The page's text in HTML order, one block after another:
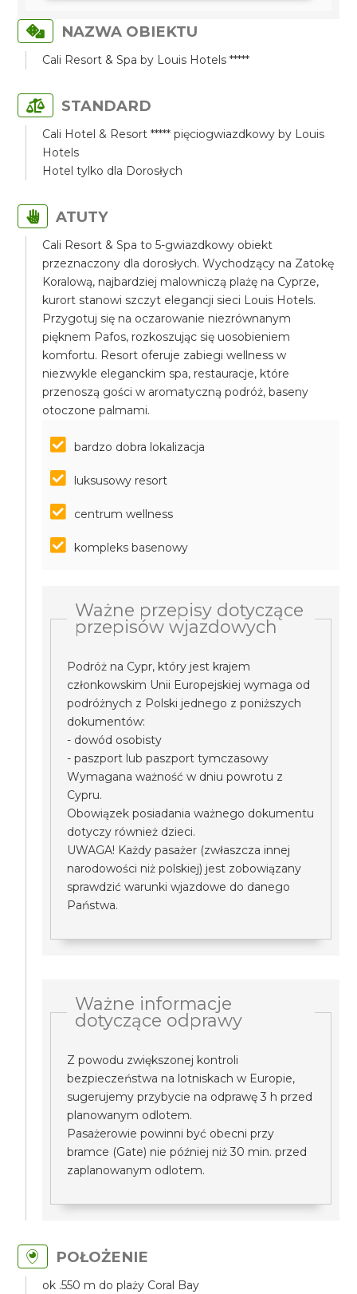
NAZWA OBIEKTU
Cali Resort & Spa by Louis Hotels *****
STANDARD
Cali Hotel & Resort ***** pięciogwiazdkowy by Louis
Hotels
Hotel tylko dla Dorosłych
ATUTY
Cali Resort & Spa to 5-gwiazdkowy obiekt
przeznaczony dla dorosłych. Wychodzący na Zatokę
Koralową, najbardziej malowniczą plażę na Cyprze,
kurort stanowi szczyt elegancji sieci Louis Hotels.
Przygotuj się na oczarowanie niezrównanym
pięknem Pafos, rozkoszując się uosobieniem
komfortu. Resort oferuje zabiegi wellness w
niezwykle eleganckim spa, restauracje, które
przenoszą gości w aromatyczną podróż, baseny
otoczone palmami.
bardzo dobra lokalizacja
luksusowy resort
centrum wellness
kompleks basenowy
Ważne przepisy dotyczące
przepisów wjazdowych
Podróż na Cypr, który jest krajem
członkowskim Unii Europejskiej wymaga od
podróżnych z Polski jednego z poniższych
dokumentów:
- dowód osobisty
- paszport lub paszport tymczasowy
Wymagana ważność w dniu powrotu z
Cypru.
Obowiązek posiadania ważnego dokumentu
dotyczy również dzieci.
UWAGA! Każdy pasażer (zwłaszcza innej
narodowości niż polskiej) jest zobowiązany
sprawdzić warunki wjazdowe do danego
Państwa.
Ważne informacje
dotyczące odprawy
Z powodu zwiększonej kontroli
bezpieczeństwa na lotniskach w Europie,
sugerujemy przybycie na odprawę 3 h przed
planowanym odlotem.
Pasażerowie powinni być obecni przy
bramce (Gate) nie później niż 30 min. przed
zaplanowanym odlotem.
POŁOŻENIE
ok .550 m do plaży Coral Bay